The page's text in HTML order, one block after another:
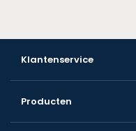
Klantenservice
Producten